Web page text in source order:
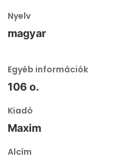
Nyelv
magyar
Egyéb információk
106 o.
Kiadó
Maxim
Alcím